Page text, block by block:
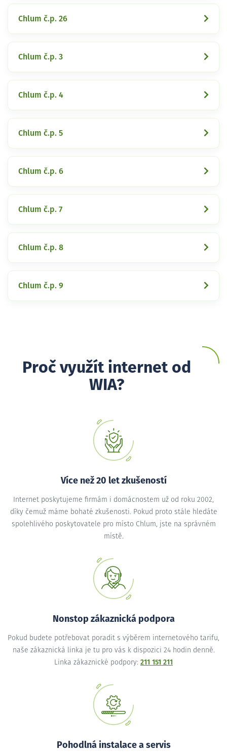
Chlum č.p. 26
Chlum č.p. 3
Chlum č.p. 4
Chlum č.p. 5
Chlum č.p. 6
Chlum č.p. 7
Chlum č.p. 8
Chlum č.p. 9
Proč využít internet od
WIA?
Více než 20 let zkušeností
Internet poskytujeme firmám i domácnostem už od roku 2002,
díky čemuž máme bohaté zkušenosti. Pokud proto stále hledáte
spolehlivého poskytovatele pro místo Chlum, jste na správném
místě.
Nonstop zákaznická podpora
Pokud budete potřebovat poradit s výběrem internetového tarifu,
naše zákaznická linka je tu pro vás k dispozici 24 hodin denně.
Linka zákaznické podpory: 211 151 211
Pohodlná instalace a servis